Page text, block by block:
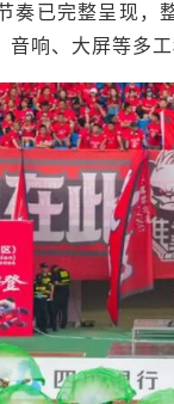
奏已完整呈现，
音响、大屏等多